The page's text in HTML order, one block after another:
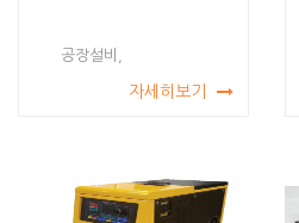
공장설비,
자세히보기